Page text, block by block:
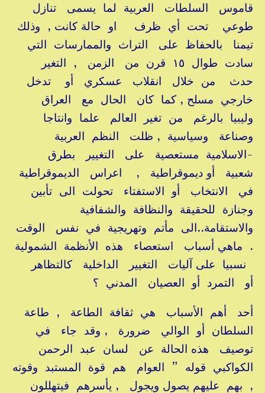
قاموس السلطات العربية لما يسمى تنازل
طوعي تحت أي ظرف او حالة كانت , وذلك
تيمنا بالحفاظ على التراث والممارسات التي
سادت طوال ١٥ قرن من الزمن , التغير
حدث من خلال انقلاب عسكري أو تدخل
خارجي مسلح , كما كان الحال مع العراق
وليبيا بالرغم من تغير العالم علما وانتاجا
وصناعة وسياسية , ظلت النظم العربية
-الاسلامية مستعصية على التغيير بطرق
شعبية أو ديموقراطية , اعراس الديموقراطية
في الانتخاب أو الاستفتاء تحولت الى تأبين
وجنازة للحقيقة والنظافة والشفافية
والاستقامة..الى مأتم وتهريجية في نفس الوقت
. ماهي أسباب استعصاء هذه الأنظمة الشمولية
نسبيا على آليات التغيير الداخلية كالتظاهر
أو التمرد أو العصيان المدني ؟
أحد أهم الأسباب هي ثقافة الطاعة , طاعة
السلطان أو الوالي ضرورة , وقد جاء في
توصيف هذه الحالة عن لسان عبد الرحمن
الكواكبي قوله ” العوام هم قوة المستبد وقوته
, بهم عليهم يصول ويجول , يأسرهم فيتهللون